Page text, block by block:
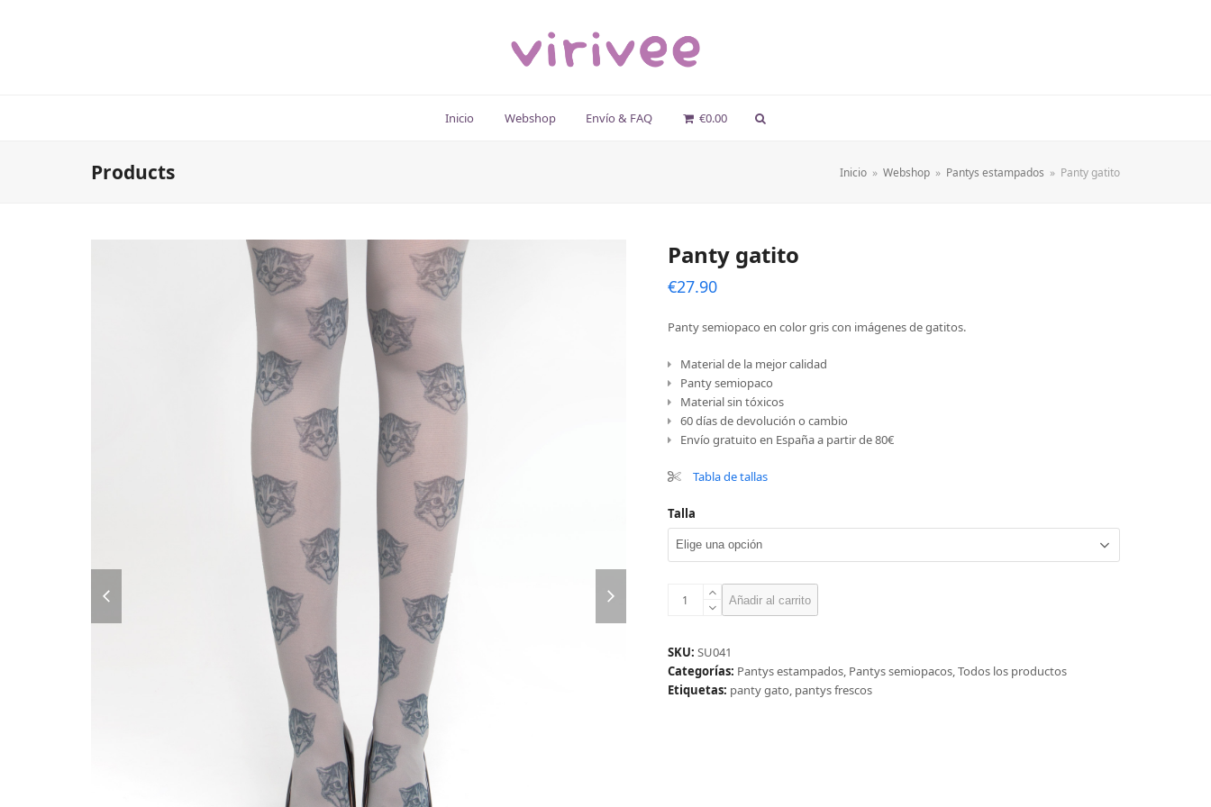
Inicio Webshop Envío & FAQ €0.00
Products Inicio » Webshop » Pantys estampados » Panty gatito
slide
slide
Panty gatito
€27.90
Panty semiopaco en color gris con imágenes de gatitos.
Material de la mejor calidad
Panty semiopaco
Material sin tóxicos
60 días de devolución o cambio
Envío gratuito en España a partir de 80€
Tabla de tallas
Talla
Añadir al carrito
SKU: SU041
Categorías: Pantys estampados, Pantys semiopacos,Todos los productos
Etiquetas: panty gato, pantys frescos